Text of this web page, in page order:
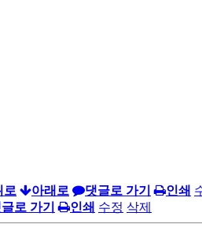
로 아래로 댓글로 가기 인쇄
로 가기 인쇄 수정 삭제